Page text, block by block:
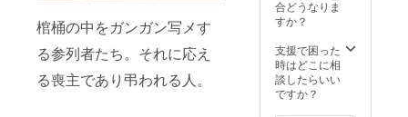
棺桶の中をガンガン写メす
る参列者たち。それに応え
る喪主であり弔われる人。
アートに自
己表現の喜
びを学びま
した。
現代アート
合どうなりま
すか？
支援で困った
時はどこに相
談したらいい
ですか？